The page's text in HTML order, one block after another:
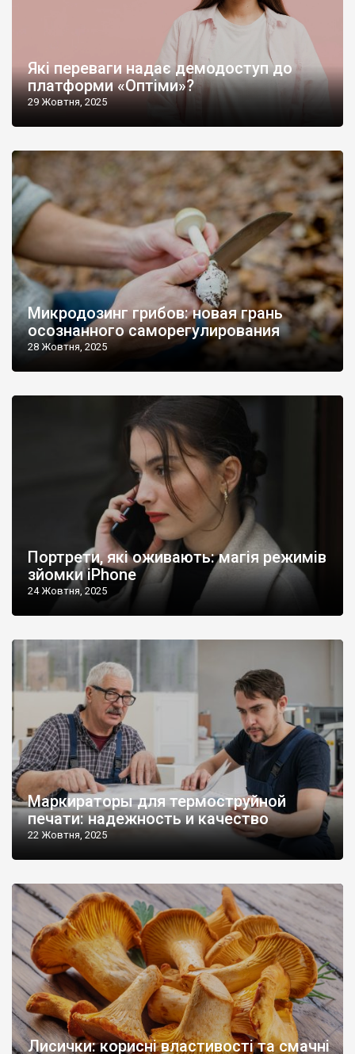
Які переваги надає демодоступ до
платформи «Оптіми»?
29 Жовтня, 2025
Микродозинг грибов: новая грань
осознанного саморегулирования
28 Жовтня, 2025
Портрети, які оживають: магія режимів
зйомки iPhone
24 Жовтня, 2025
Маркираторы для термоструйной
печати: надежность и качество
22 Жовтня, 2025
Лисички: корисні властивості та смачні